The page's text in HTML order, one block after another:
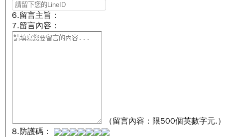
6.留言主旨：
7.留言內容：
（留言內容：限500個英數字元.）
8.防護碼：